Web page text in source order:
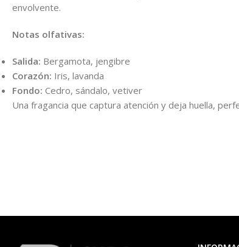
envolvente.
Notas olfativas:
Salida: Bergamota, jengibre
Corazón: Iris, lavanda
Fondo: Cedro, sándalo, vetiver
Una fragancia que captura atención y deja huella,